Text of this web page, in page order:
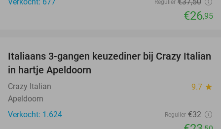
Regulier
€26,95
27%
Italiaans 3-gangen keuzediner bij Crazy Italian
in hartje Apeldoorn
Crazy Italian 9.7 star
Apeldoorn
Verkocht: 1.624
Regulier €32